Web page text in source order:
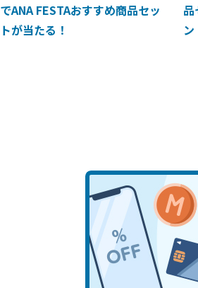
でANA FESTAおすすめ商品セッ
トが当たる！
ン